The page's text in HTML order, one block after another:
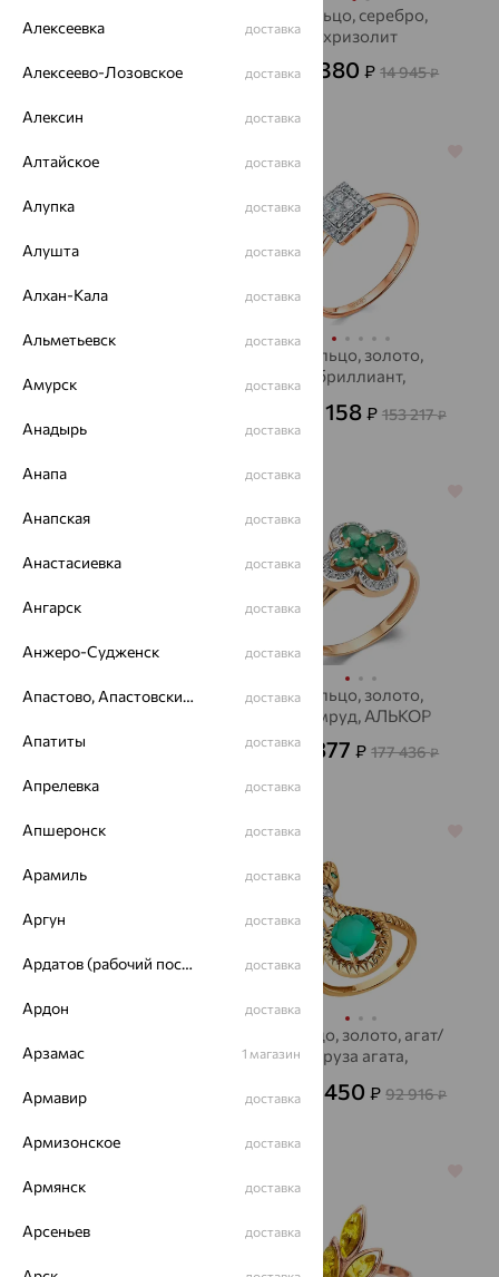
аметист, MAGIC
39 427₽ 109 519
Кольцо, серебро,
хризолит
от 5 380₽ 14 945₽
70%
Кольцо, золото,
бриллиант,
КОСТРОМЫ
55 158 ₽ 153 217₽
Кольцо, серебро,
2 713
Кольцо, золото,
изумруд, АЛЬКОР
63 877₽ 177 436₽
70%
фианит, SOKOLOV
2 696
64%
Кольцо, золото, агат/
друза агата,
от 33 450₽ 92 916₽
Алексеевка доставка
Алексеево-Лозовское доставка
Алексин доставка
Алтайское доставка
Алупка доставка
Алушта доставка
Алхан-Кала доставка
Альметьевск доставка
Амурск доставка
Анадырь доставка
Анапа доставка
Анапская доставка
Анастасиевка доставка
Ангарск доставка
Анжеро-Судженск доставка
Апастово, Апастовский район доставка
Апатиты доставка
Апрелевка доставка
Апшеронск доставка
Арамиль доставка
Аргун доставка
Ардатов (рабочий поселок) доставка
Ардон доставка
Арзамас 1 магазин
Армавир доставка
Армизонское доставка
Армянск доставка
Арсеньев доставка